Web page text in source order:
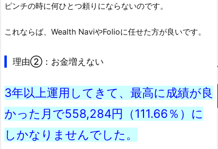
ピンチの時に何ひとつ頼りにならないのです。
これならば、Wealth NaviやFolioに任せた方が良いです。
理由②：お金増えない
3年以上運用してきて、最高に成績が良
かった月で558,284円（111.66％）に
しかなりませんでした。